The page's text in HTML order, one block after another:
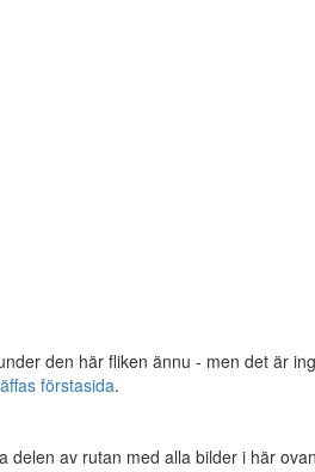
den här fliken ännu - men det är
förstasida.
delen av rutan med alla bilder i här